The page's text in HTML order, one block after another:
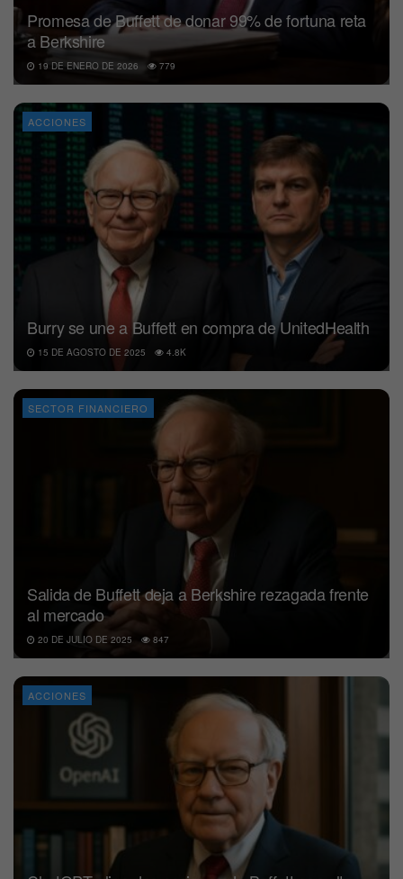
Promesa de Buffett de donar 99% de fortuna reta
a Berkshire
19 DE ENERO DE 2026 779
ACCIONES
Burry se une a Buffett en compra de UnitedHealth
15 DE AGOSTO DE 2025 4.8K
SECTOR FINANCIERO
Salida de Buffett deja a Berkshire rezagada frente
al mercado
20 DE JULIO DE 2025 847
ACCIONES